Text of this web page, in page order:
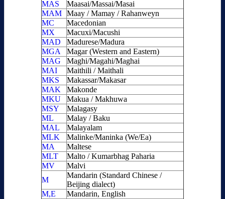
MAS
Maasai/Massai/Masai
MAM Maay / Mamay / Rahanweyn
MC
Macedonian
MX
Macuxi/Macushi
MAD
Madurese/Madura
MGA
Magar (Western and Eastern)
MAG
Maghi/Magahi/Maghai
MAI
Maithili / Maithali
MKS
Makassar/Makasar
MAK
Makonde
MKU
Makua / Makhuwa
MSY
Malagasy
ML
Malay / Baku
MAL
Malayalam
MLK
Malinke/Maninka (We/Ea)
MA
Maltese
MLT
Malto / Kumarbhag Paharia
MV
Malvi
M
Mandarin (Standard Chinese /
Beijing dialect)
M,E
Mandarin, English